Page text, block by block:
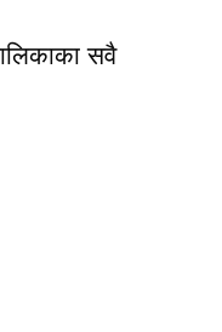
सवै